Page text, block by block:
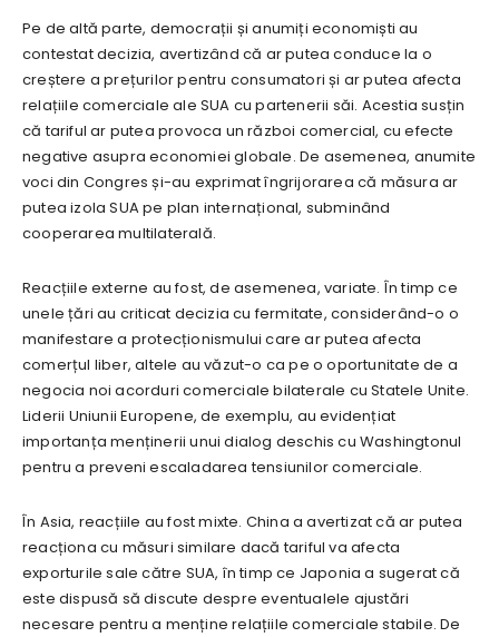
Pe de altă parte, democrații și anumiți economiști au
contestat decizia, avertizând că ar putea conduce la o
creștere a prețurilor pentru consumatori și ar putea afecta
relațiile comerciale ale SUA cu partenerii săi. Acestia susțin
că tariful ar putea provoca un război comercial, cu efecte
negative asupra economiei globale. De asemenea, anumite
voci din Congres și-au exprimat îngrijorarea că măsura ar
putea izola SUA pe plan internațional, subminând
cooperarea multilaterală.
Reacțiile externe au fost, de asemenea, variate. În timp ce
unele țări au criticat decizia cu fermitate, considerând-o o
manifestare a protecționismului care ar putea afecta
comerțul liber, altele au văzut-o ca pe o oportunitate de a
negocia noi acorduri comerciale bilaterale cu Statele Unite.
Liderii Uniunii Europene, de exemplu, au evidențiat
importanța menținerii unui dialog deschis cu Washingtonul
pentru a preveni escaladarea tensiunilor comerciale.
În Asia, reacțiile au fost mixte. China a avertizat că ar putea
reacționa cu măsuri similare dacă tariful va afecta
exporturile sale către SUA, în timp ce Japonia a sugerat că
este dispusă să discute despre eventualele ajustări
necesare pentru a menține relațiile comerciale stabile. De